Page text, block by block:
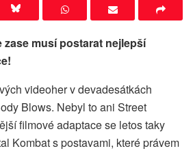
zase musí postarat nejlepší
videoher v devadesátkách
Blows. Nebyl to ani Street
filmové adaptace se letos taky
Kombat s postavami, které právem